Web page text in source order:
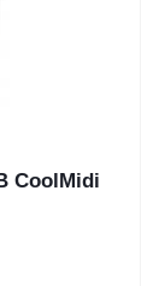
CoolMidi